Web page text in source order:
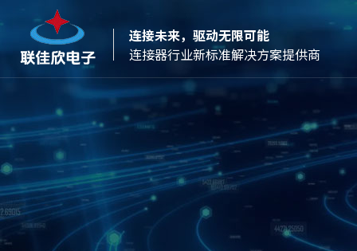
连接未来，驱动无限可能
连接器行业新标准解决方案提供商